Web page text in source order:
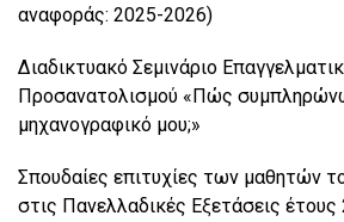
αναφοράς: 2025-2026)
Διαδικτυακό Σεμινάριο
Προσανατολισμού «Πώς
μηχανογραφικό μου;»
Σπουδαίες επιτυχίες των μαθητών
στις Πανελλαδικές Εξετάσεις έτους